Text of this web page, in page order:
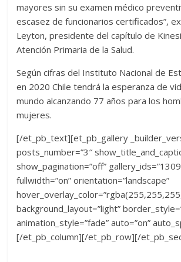
mayores sin su examen médico
escasez de funcionarios certificados”,
Leyton, presidente del capítulo de
Atención Primaria de la Salud.
Según cifras del Instituto Nacional de
en 2020 Chile tendrá la esperanza de
mundo alcanzando 77 años para los
mujeres.
[/et_pb_text][et_pb_gallery
posts_number=”3″
show_pagination=”off”
fullwidth=”on” orientation=”landscape”
background_layout=”light”
animation_style=”fade” auto=”on”
[/et_pb_column][/et_pb_row][/